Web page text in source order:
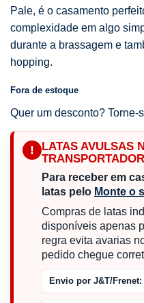
Pale, é o casamento
complexidade em algo
durante a brassagem e
hopping.
Fora de estoque
Quer um desconto? Torne-
!
LATAS AVULSAS
Para receber em
latas pelo Monte o
Compras de latas
disponíveis apenas
regra evita avarias
pedido chegue
Envio por J&T/Frenet: